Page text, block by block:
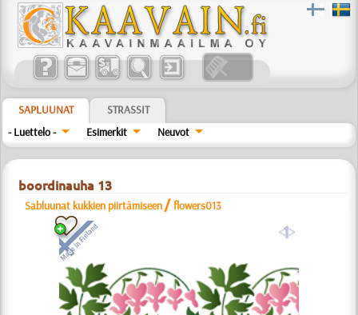
SAPLUUNAT
STRASSIT
- Luettelo -
Esimerkit Neuvot
boordinauha 13
Sabluunat kukkien piirtämiseen /flowers013
a